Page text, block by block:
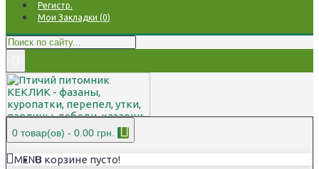
Регистр.
Мои Закладки (0)
0 товар(ов) - 0.00 грн.
В корзине пусто!
MENU